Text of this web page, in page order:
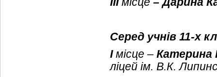
Серед учнів 11-х
Імісце – Катерина
ліцей ім. В.К.